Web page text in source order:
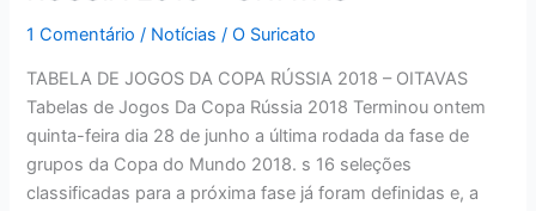
1 Comentário / Notícias /O Suricato
TABELA DE JOGOS DA COPA RÚSSIA 2018 – OITAVAS
Tabelas de Jogos Da Copa Rússia 2018 Terminou ontem
quinta-feira dia 28 de junho a última rodada da fase de
grupos da Copa do Mundo 2018. s 16 seleções
classificadas para a próxima fase já foram definidas e, a